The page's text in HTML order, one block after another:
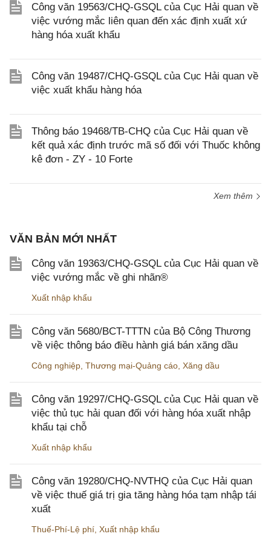
Công văn 19563/CHQ-GSQL của Cục Hải quan về
việc vướng mắc liên quan đến xác định xuất xứ
hàng hóa xuất khẩu
Công văn 19487/CHQ-GSQL của Cục Hải quan về
việc xuất khẩu hàng hóa
Thông báo 19468/TB-CHQ của Cục Hải quan về
kết quả xác định trước mã số đối với Thuốc không
kê đơn - ZY - 10 Forte
Xem thêm
VĂN BẢN MỚI NHẤT
Công văn 19363/CHQ-GSQL của Cục Hải quan về
việc vướng mắc về ghi nhãn®
Xuất nhập khẩu
Công văn 5680/BCT-TTTN của Bộ Công Thương
về việc thông báo điều hành giá bán xăng dầu
Công nghiệp Thương mại-Quảng cáo Xăng dầu
Công văn 19297/CHQ-GSQL của Cục Hải quan về
việc thủ tục hải quan đối với hàng hóa xuất nhập
khẩu tại chỗ
Xuất nhập khẩu
Công văn 19280/CHQ-NVTHQ của Cục Hải quan
về việc thuế giá trị gia tăng hàng hóa tạm nhập tái
xuất
Thuế-Phí-Lệ phí Xuất nhập khẩu